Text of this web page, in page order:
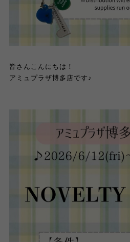
皆さんこんにちは！
アミュプラザ博多店です ♪